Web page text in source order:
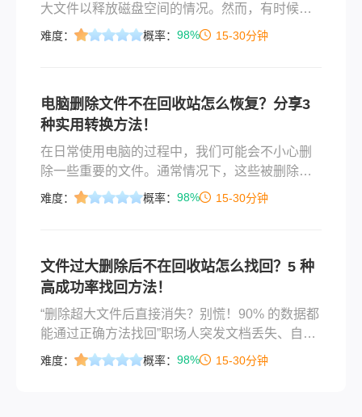
大文件以释放磁盘空间的情况。然而，有时候这
些大文件被误删后并未出现在回收站中，或者由
回收站中的恢复策略，帮助用户找回重要的数
据。
难度： 概率： 98% 15-30分钟
电脑删除文件不在回收站怎么恢复？分享3
种实用转换方法！
在日常使用电脑的过程中，我们可能会不小心删
除一些重要的文件。通常情况下，这些被删除的
文件会暂时存放在回收站中，给我们一个“后悔药”
大无法进入回收站或系统设置等原因导致的。面
对这种情况，电脑删除文件不在回收站怎么恢复
呢？
难度： 概率： 98% 15-30分钟
文件过大删除后不在回收站怎么找回？5 种
高成功率找回方法！
“删除超大文件后直接消失？别慌！90% 的数据都
能通过正确方法找回”职场人突发文档丢失、自媒
体博主误删 4K 拍摄素材、设计师清空硬盘里的工
难度： 概率： 98% 15-30分钟